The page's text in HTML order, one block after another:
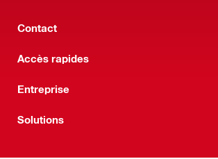
Contact
Accès rapides
Entreprise
Solutions